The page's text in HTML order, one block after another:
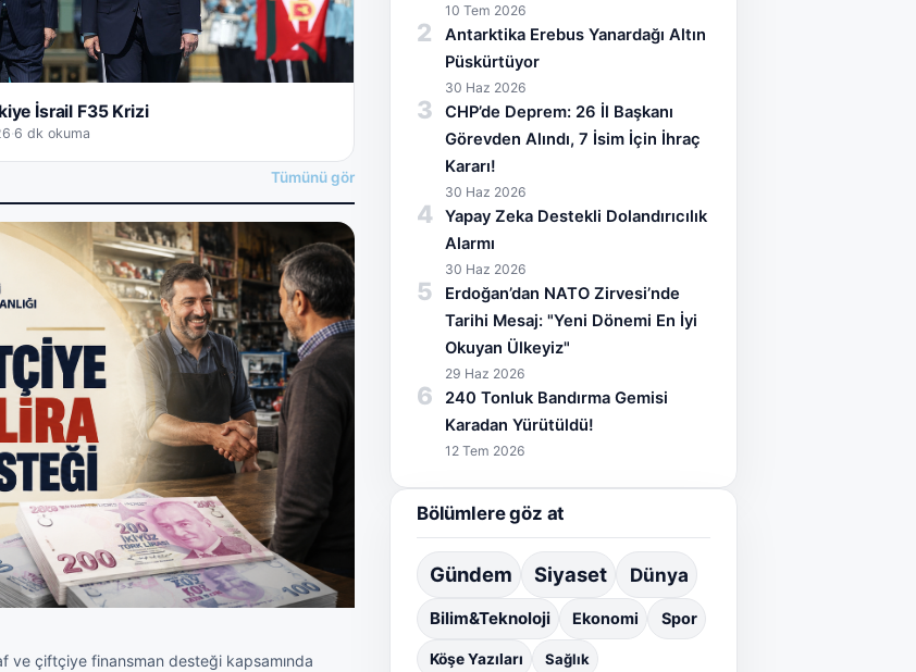
İsrail F35 Krizi
·6 dk okuma
Tümünü gör
ve çiftçiye finansman desteği kapsamında
10 Tem 2026
2
Antarktika Erebus Yanardağı Altın
Püskürtüyor
30 Haz 2026
3
CHP’de Deprem: 26 İl Başkanı
Görevden Alındı, 7 İsim İçin İhraç
Kararı!
30 Haz 2026
4
Yapay Zeka Destekli Dolandırıcılık
Alarmı
30 Haz 2026
5
Erdoğan’dan NATO Zirvesi’nde
Tarihi Mesaj: "Yeni Dönemi En İyi
Okuyan Ülkeyiz"
29 Haz 2026
6
240 Tonluk Bandırma Gemisi
Karadan Yürütüldü!
12 Tem 2026
Bölümlere göz at
Gündem Siyaset Dünya
Bilim&Teknoloji Ekonomi Spor
Köşe Yazıları Sağlık